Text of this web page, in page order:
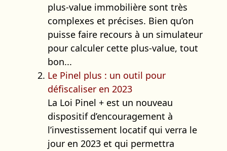
plus-value immobilière sont très
complexes et précises. Bien qu’on
puisse faire recours à un simulateur
pour calculer cette plus-value, tout
bon...
Le Pinel plus : un outil pour
défiscaliser en 2023
La Loi Pinel + est un nouveau
dispositif d’encouragement à
l’investissement locatif qui verra le
jour en 2023 et qui permettra